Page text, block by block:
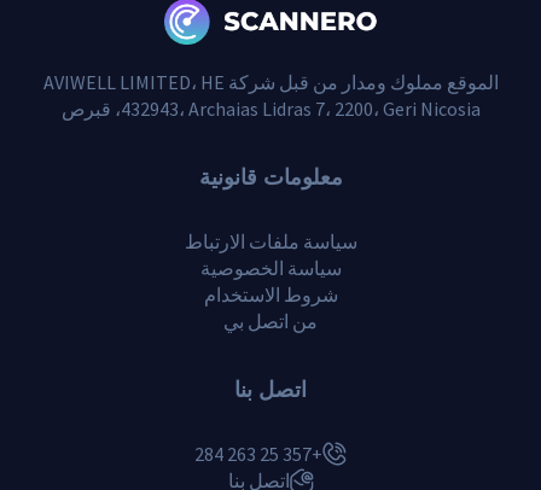
الموقع مملوك ومدار من قبل شركة AVIWELL LIMITED، HE
432943، Archaias Lidras 7، 2200، Geri Nicosia، قبرص
معلومات قانونية
سياسة ملفات الارتباط
سياسة الخصوصية
شروط الاستخدام
من اتصل بي
اتصل بنا
+357 25 263 284
اتصل بنا